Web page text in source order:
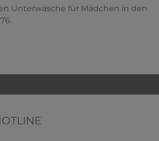
Unterwäsche für Mädchen in den